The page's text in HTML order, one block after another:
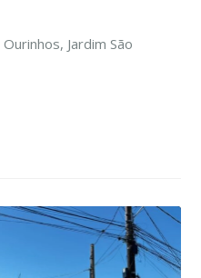
Ourinhos, Jardim São